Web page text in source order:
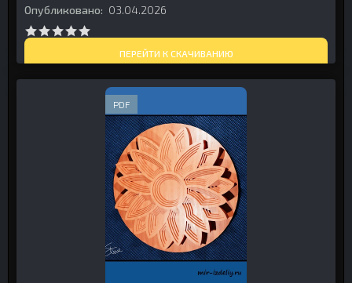
Опубликовано: 03.04.2026
ПЕРЕЙТИ К СКАЧИВАНИЮ
PDF